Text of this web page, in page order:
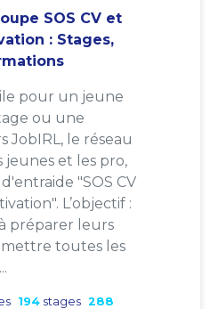
SOS CV et
: Stages,
pour un jeune
ou une
JobIRL, le réseau
et les pro,
"SOS CV
L’objectif :
préparer leurs
toutes les
194 stages 288